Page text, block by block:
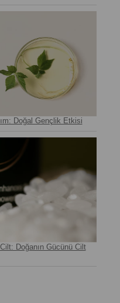
Doğal Gençlik Etkisi
Doğanın Gücünü Cilt